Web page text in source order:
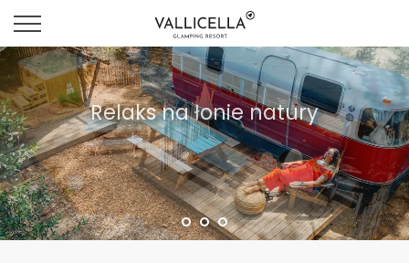
Wyjątkowe zakwaterowanie